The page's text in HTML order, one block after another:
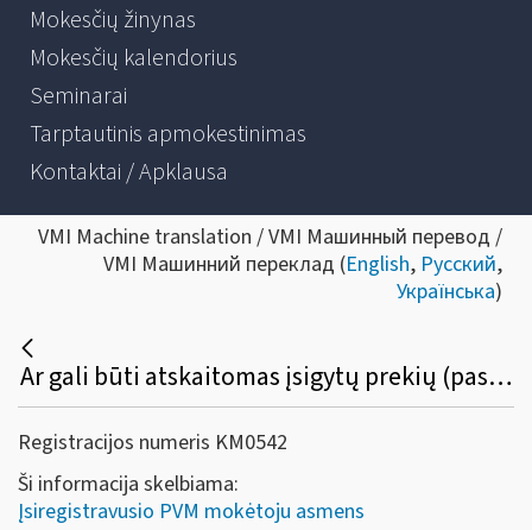
Mokesčių žinynas
Mokesčių kalendorius
Seminarai
Tarptautinis apmokestinimas
Kontaktai / Apklausa
VMI Machine translation / VMI Машинный перевод /
VMI Машинний переклад (English, Русский,
Українська)
Ar gali būti atskaitomas įsigytų prekių (paslaugų) pirkimo PVM, skirtų numatomai PVM apmokestinamai veiklai vykdyti, kuri vėliau dėl tam tikrų priežasčių nebuvo pradėta vykdyti?
Registracijos numeris KM0542
Ši informacija skelbiama:
Įsiregistravusio PVM mokėtoju asmens